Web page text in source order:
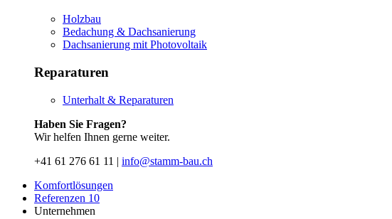
Holzbau
Bedachung & Dachsanierung
Dachsanierung mit Photovoltaik
Reparaturen
Unterhalt & Reparaturen
Haben Sie Fragen?
Wir helfen Ihnen gerne weiter.
+41 61 276 61 11 | info@stamm-bau.ch
Komfortlösungen
Referenzen 10
Unternehmen